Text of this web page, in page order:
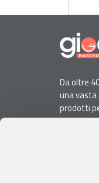
Alta
Da oltre
una vasta
prodotti
La
ricerca
per